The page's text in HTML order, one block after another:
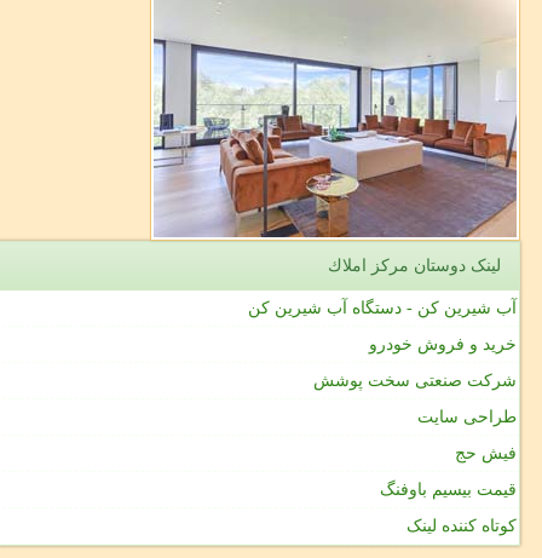
لینک دوستان مركز املاك
آب شیرین کن - دستگاه آب شیرین کن
خرید و فروش خودرو
شرکت صنعتی سخت پوشش
طراحی سایت
فیش حج
قیمت بیسیم باوفنگ
کوتاه کننده لینک